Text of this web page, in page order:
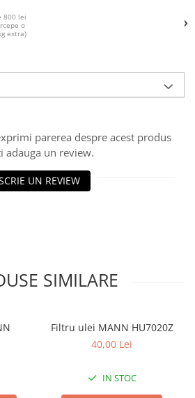
800 lei
o
extra)
parerea despre acest produs
adauga un review.
UN REVIEW
SIMILARE
Filtru ulei MANN HU7020Z
40,00 Lei
IN STOC